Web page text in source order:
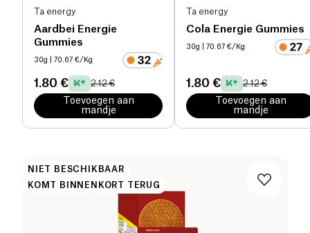
Ta energy
Aardbei Energie
Gummies
30g | 70.67 €/Kg
1.80 € 2.12 €
Toevoegen aan
mandje
Ta energy
Cola Energie Gummies
30g | 70.67 €/Kg
1.80 € 2.12 €
Toevoegen aan
mandje
NIET BESCHIKBAAR
KOMT BINNENKORT TERUG